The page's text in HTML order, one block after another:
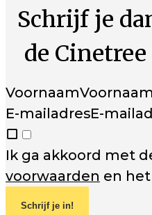
Schrijf je
de
VoornaamVoornaam
E-mailadresE-
Ik ga akkoord met
voorwaarden en het
Schrijf je in!